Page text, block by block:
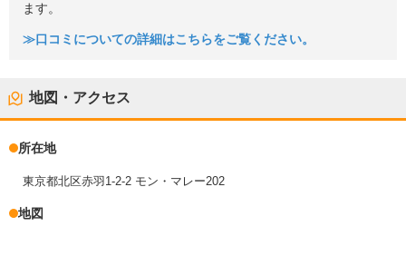
ます。
≫口コミについての詳細はこちらをご覧ください。
地図・アクセス
所在地
東京都北区赤羽1-2-2 モン・マレー202
地図